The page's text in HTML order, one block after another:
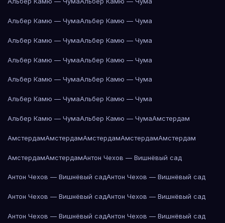
Альбер Камю — ЧумаАльбер Камю — Чума
Альбер Камю — ЧумаАльбер Камю — Чума
Альбер Камю — ЧумаАльбер Камю — Чума
Альбер Камю — ЧумаАльбер Камю — Чума
Альбер Камю — ЧумаАльбер Камю — Чума
Альбер Камю — ЧумаАльбер Камю — ЧумаАмстердам
АмстердамАмстердамАмстердамАмстердамАмстердам
АмстердамАмстердамАнтон Чехов — Вишнёвый сад
Антон Чехов — Вишнёвый садАнтон Чехов — Вишнёвый сад
Антон Чехов — Вишнёвый садАнтон Чехов — Вишнёвый сад
Антон Чехов — Вишнёвый садАнтон Чехов — Вишнёвый сад